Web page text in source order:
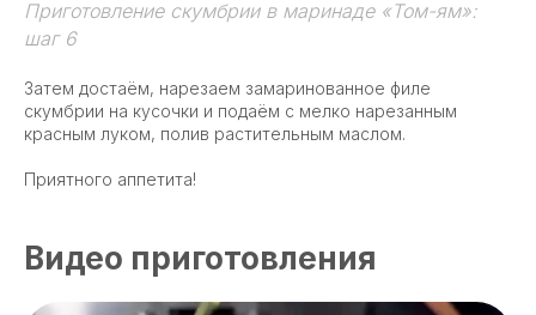
Приготовление скумбрии в маринаде «Том-ям»:
шаг 6
Затем достаём, нарезаем замаринованное филе
скумбрии на кусочки и подаём с мелко нарезанным
красным луком, полив растительным маслом.
Приятного аппетита!
Видео приготовления